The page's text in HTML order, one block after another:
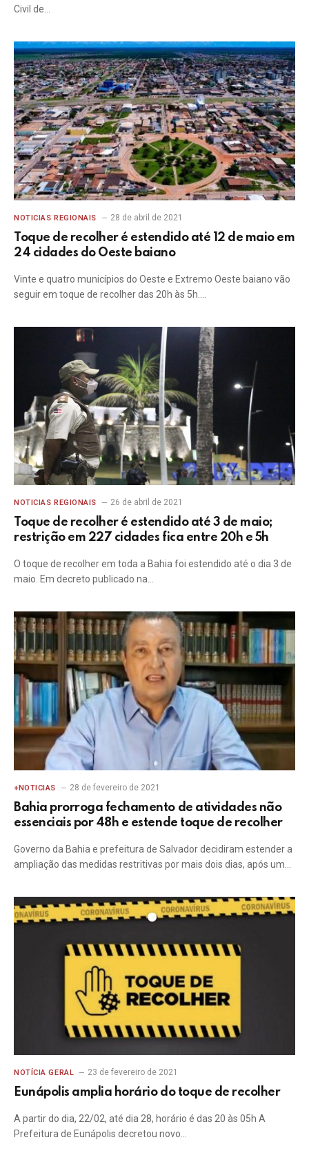
Civil de…
NOTICIAS REGIONAIS 28 de abril de 2021
Toque de recolher é estendido até 12 de maio em
24 cidades do Oeste baiano
Vinte e quatro municípios do Oeste e Extremo Oeste baiano vão
seguir em toque de recolher das 20h às 5h.…
NOTICIAS REGIONAIS 26 de abril de 2021
Toque de recolher é estendido até 3 de maio;
restrição em 227 cidades fica entre 20h e 5h
O toque de recolher em toda a Bahia foi estendido até o dia 3 de
maio. Em decreto publicado na…
+NOTICIAS 28 de fevereiro de 2021
Bahia prorroga fechamento de atividades não
essenciais por 48h e estende toque de recolher
Governo da Bahia e prefeitura de Salvador decidiram estender a
ampliação das medidas restritivas por mais dois dias, após um…
NOTÍCIA GERAL 23 de fevereiro de 2021
Eunápolis amplia horário do toque de recolher
A partir do dia, 22/02, até dia 28, horário é das 20 às 05h A
Prefeitura de Eunápolis decretou novo…